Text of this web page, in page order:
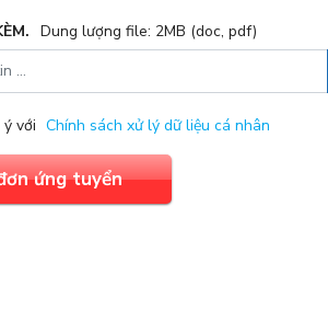
Dung lượng file: 2MB (doc, pdf)
với Chính sách xử lý dữ liệu cá nhân
ứng tuyển